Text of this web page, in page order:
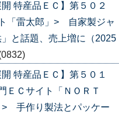
特産品ＥＣ】第５０２
「雷太郎」> 自家製ジャ
と話題、売上増に（2025
特産品ＥＣ】第５０１
Ｃサイト「ＮＯＲＴ
手作り製法とパッケー